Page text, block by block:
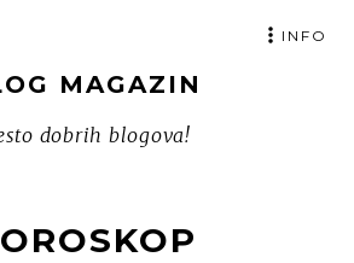
MAGAZIN
dobrih blogova!
INFO